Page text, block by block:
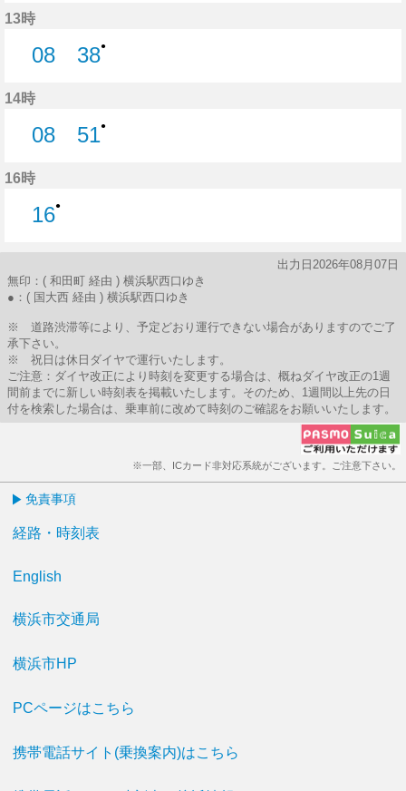
13時
08
38●
14時
08
51●
16時
16●
出力日2026年08月07日
無印：( 和田町 経由 ) 横浜駅西口ゆき
●：( 国大西 経由 ) 横浜駅西口ゆき
※ 道路渋滞等により、予定どおり運行できない場合がありますのでご了
承下さい。
※ 祝日は休日ダイヤで運行いたします。
ご注意：ダイヤ改正により時刻を変更する場合は、概ねダイヤ改正の1週
間前までに新しい時刻表を掲載いたします。そのため、1週間以上先の日
付を検索した場合は、乗車前に改めて時刻のご確認をお願いいたします。
※一部、ICカード非対応系統がございます。ご注意下さい。
免責事項
経路・時刻表
English
横浜市交通局
横浜市HP
PCページはこちら
携帯電話サイト(乗換案内)はこちら